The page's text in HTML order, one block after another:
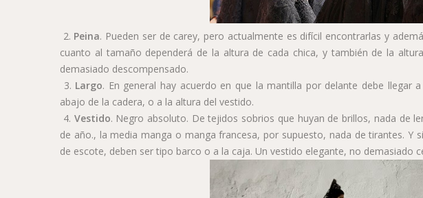
2. Peina. Pueden ser de carey, pero actualmente es difícil encontrarlas y
cuanto al tamaño dependerá de la altura de cada chica, y también de la
demasiado descompensado.
3. Largo. En general hay acuerdo en que la mantilla por delante debe llegar
abajo de la cadera, o a la altura del vestido.
4. Vestido. Negro absoluto. De tejidos sobrios que huyan de brillos, nada de
de año., la media manga o manga francesa, por supuesto, nada de tirantes. Y
de escote, deben ser tipo barco o a la caja. Un vestido elegante, no demasiado